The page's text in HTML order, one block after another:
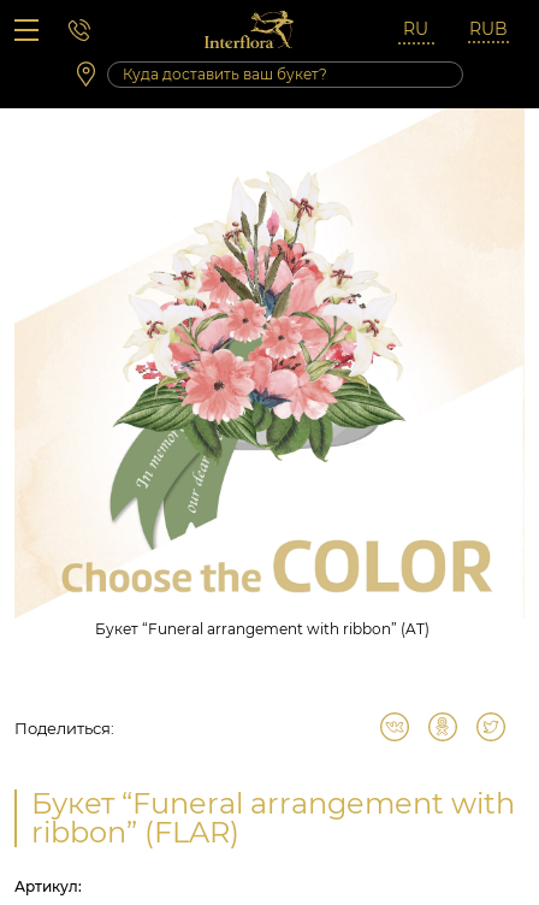
Вопросы-ответы
Сб 10:00 ‐ 14:00
Выходные и праздничные дни
Букет “Funeral arrangement with ribbon” (AT)
Поделиться:
Букет “Funeral arrangement with
ribbon” (FLAR)
Артикул: